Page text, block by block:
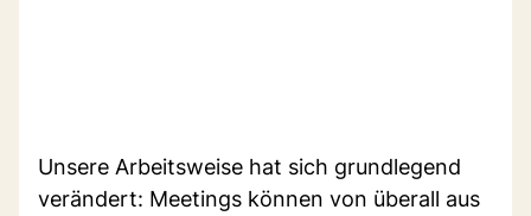
Unsere Arbeitsweise hat sich grundlegend
verändert: Meetings können von überall aus